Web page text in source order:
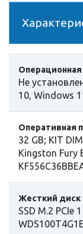
Не
10, Windows
Оперативная
32 GB; KIT
Kingston Fury
Жесткий диск
SSD M.2 PCIe